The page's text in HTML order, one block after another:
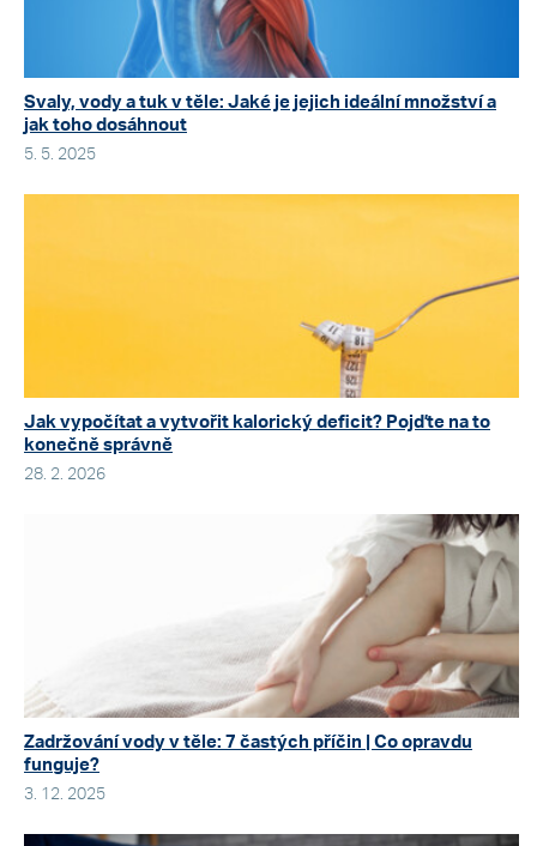
Svaly, vody a tuk v těle: Jaké je jejich ideální množství a
jak toho dosáhnout
5. 5. 2025
Jak vypočítat a vytvořit kalorický deficit? Pojďte na to
konečně správně
28. 2. 2026
Zadržování vody v těle: 7 častých příčin | Co opravdu
funguje?
3. 12. 2025